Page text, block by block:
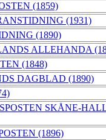
(1859)
(1931)
(1890)
ALLEHANDA
(1848)
DAGBLAD (1890)
SKÅNE-
(1896)